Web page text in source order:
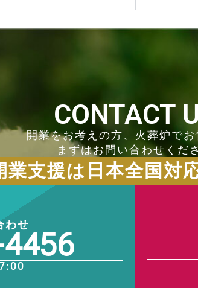
CONTACT
開業をお考えの方、火葬炉で
まずはお問い合わせくだ
業支援は日本全国対
わせ